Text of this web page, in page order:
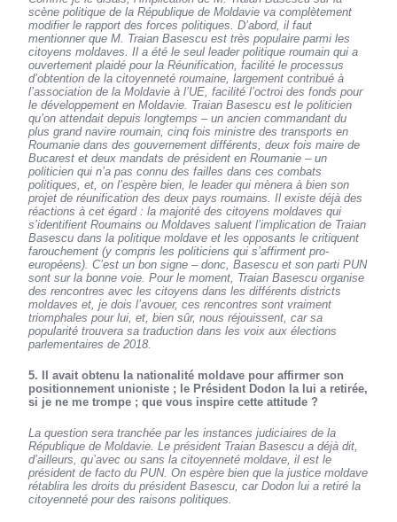
scène politique de la République de Moldavie va complètement
modifier le rapport des forces politiques. D’abord, il faut
mentionner que M. Traian Basescu est très populaire parmi les
citoyens moldaves. Il a été le seul leader politique roumain qui a
ouvertement plaidé pour la Réunification, facilité le processus
d’obtention de la citoyenneté roumaine, largement contribué à
l’association de la Moldavie à l’UE, facilité l’octroi des fonds pour
le développement en Moldavie. Traian Basescu est le politicien
qu’on attendait depuis longtemps – un ancien commandant du
plus grand navire roumain, cinq fois ministre des transports en
Roumanie dans des gouvernement différents, deux fois maire de
Bucarest et deux mandats de président en Roumanie – un
politicien qui n’a pas connu des failles dans ces combats
politiques, et, on l’espère bien, le leader qui mènera à bien son
projet de réunification des deux pays roumains. Il existe déjà des
réactions à cet égard : la majorité des citoyens moldaves qui
s’identifient Roumains ou Moldaves saluent l’implication de Traian
Basescu dans la politique moldave et les opposants le critiquent
farouchement (y compris les politiciens qui s’affirment pro-
européens). C’est un bon signe – donc, Basescu et son parti PUN
sont sur la bonne voie. Pour le moment, Traian Basescu organise
des rencontres avec les citoyens dans les différents districts
moldaves et, je dois l’avouer, ces rencontres sont vraiment
triomphales pour lui, et, bien sûr, nous réjouissent, car sa
popularité trouvera sa traduction dans les voix aux élections
parlementaires de 2018.
5. Il avait obtenu la nationalité moldave pour affirmer son
positionnement unioniste ; le Président Dodon la lui a retirée,
si je ne me trompe ; que vous inspire cette attitude ?
La question sera tranchée par les instances judiciaires de la
République de Moldavie. Le président Traian Basescu a déjà dit,
d’ailleurs, qu’avec ou sans la citoyenneté moldave, il est le
président de facto du PUN. On espère bien que la justice moldave
rétablira les droits du président Basescu, car Dodon lui a retiré la
citoyenneté pour des raisons politiques.